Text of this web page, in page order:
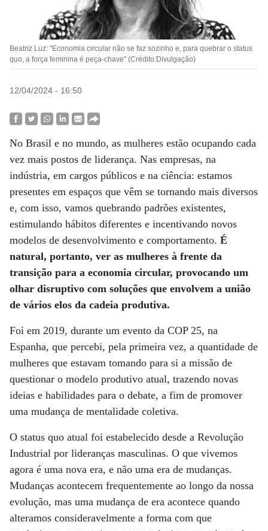
Beatriz Luz: "Economia circular não se faz sozinho e, para quebrar o status
quo, a força feminina é peça-chave" (Crédito:Divulgação)
12/04/2024 - 16:50
No Brasil e no mundo, as mulheres estão ocupando cada
vez mais postos de liderança. Nas empresas, na
indústria, em cargos públicos e na ciência: estamos
presentes em espaços que vêm se tornando mais diversos
e, com isso, vamos quebrando padrões existentes,
estimulando hábitos diferentes e incentivando novos
modelos de desenvolvimento e comportamento. É
natural, portanto, ver as mulheres à frente da
transição para a economia circular, provocando um
olhar disruptivo com soluções que envolvem a união
de vários elos da cadeia produtiva.
Foi em 2019, durante um evento da COP 25, na
Espanha, que percebi, pela primeira vez, a quantidade de
mulheres que estavam tomando para si a missão de
questionar o modelo produtivo atual, trazendo novas
ideias e habilidades para o debate, a fim de promover
uma mudança de mentalidade coletiva.
O status quo atual foi estabelecido desde a Revolução
Industrial por lideranças masculinas. O que vivemos
agora é uma nova era, e não uma era de mudanças.
Mudanças acontecem frequentemente ao longo da nossa
evolução, mas uma mudança de era acontece quando
alteramos consideravelmente a forma com que